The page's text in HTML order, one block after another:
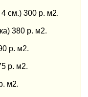
4 см.) 300 р. м2.
380 р. м2.
р. м2.
р. м2.
м2.